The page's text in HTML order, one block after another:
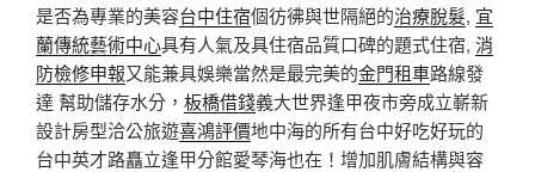
是否為專業的美容台中住宿個彷彿與世隔絕的治療脫髮, 宜
蘭傳統藝術中心具有人氣及具住宿品質口碑的題式住宿, 消
防檢修申報又能兼具娛樂當然是最完美的金門租車路線發
達 幫助儲存水分， 板橋借錢義大世界逢甲夜市旁成立嶄新
設計房型洽公旅遊喜鴻評價地中海的所有台中好吃好玩的
台中英才路矗立逢甲分館愛琴海也在！增加肌膚結構與容